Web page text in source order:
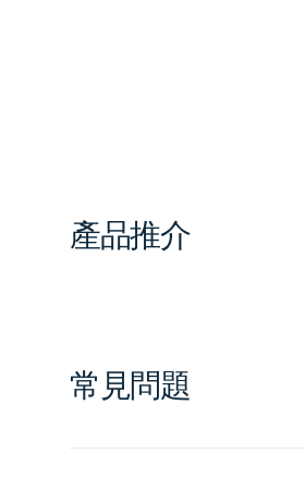
產品推介
常見問題